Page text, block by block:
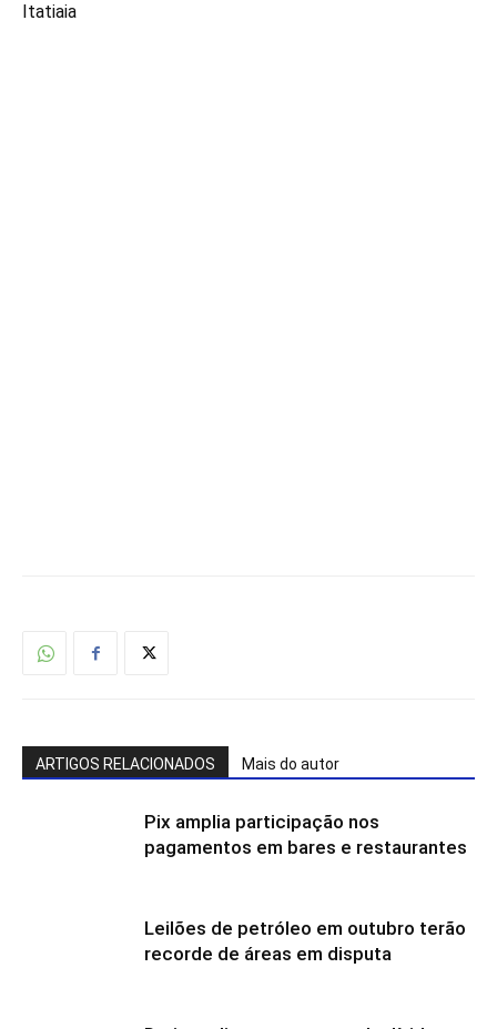
Itatiaia
ARTIGOS RELACIONADOS Mais do autor
Pix amplia participação nos
pagamentos em bares e restaurantes
Leilões de petróleo em outubro terão
recorde de áreas em disputa